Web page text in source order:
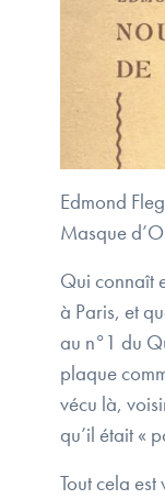
Edmond
Masque
Qui connaît
à Paris, et
au n°1 du
plaque
vécu là,
qu’il était «
Tout cela